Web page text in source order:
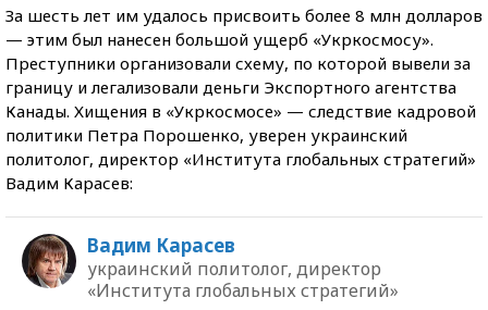
За шесть лет им удалось присвоить более 8 млн долларов
— этим был нанесен большой ущерб «Укркосмосу».
Преступники организовали схему, по которой вывели за
границу и легализовали деньги Экспортного агентства
Канады. Хищения в «Укркосмосе» — следствие кадровой
политики Петра Порошенко, уверен украинский
политолог, директор «Института глобальных стратегий»
Вадим Карасев:
Вадим Карасев
украинский политолог, директор
«Института глобальных стратегий»